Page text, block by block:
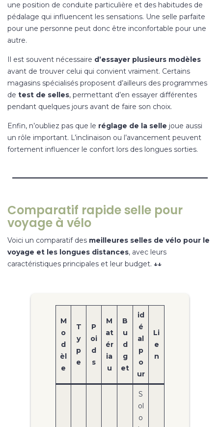
une position de conduite particulière et des habitudes de
pédalage qui influencent les sensations. Une selle parfaite
pour une personne peut donc être inconfortable pour une
autre.
Il est souvent nécessaire d’essayer plusieurs modèles
avant de trouver celui qui convient vraiment. Certains
magasins spécialisés proposent d’ailleurs des programmes
de test de selles, permettant d’en essayer différentes
pendant quelques jours avant de faire son choix.
Enfin, n’oubliez pas que le réglage de la selle joue aussi
un rôle important. L’inclinaison ou l’avancement peuvent
fortement influencer le confort lors des longues sorties.
Comparatif rapide selle pour
voyage à vélo
Voici un comparatif des meilleures selles de vélo pour le
voyage et les longues distances, avec leurs
caractéristiques principales et leur budget. ↓↓
M
o
d
èl
e
T
y
p
e
P
oi
d
s
M
at
ér
ia
u
B
u
d
g
et
id
é
al
p
o
ur
Li
e
n
S
ol
o